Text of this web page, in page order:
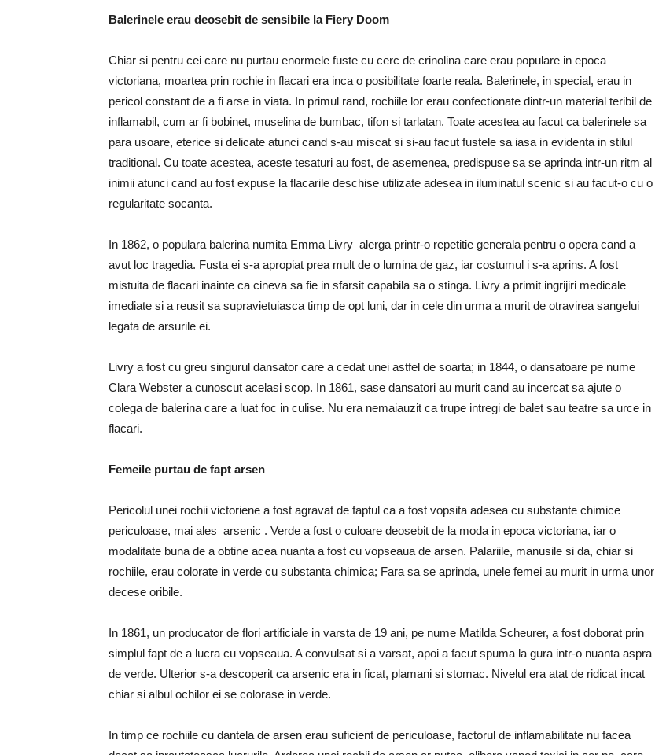
Balerinele erau deosebit de sensibile la Fiery Doom
Chiar si pentru cei care nu purtau enormele fuste cu cerc de crinolina care erau populare in epoca
victoriana, moartea prin rochie in flacari era inca o posibilitate foarte reala. Balerinele, in special, erau in
pericol constant de a fi arse in viata. In primul rand, rochiile lor erau confectionate dintr-un material teribil de
inflamabil, cum ar fi bobinet, muselina de bumbac, tifon si tarlatan. Toate acestea au facut ca balerinele sa
para usoare, eterice si delicate atunci cand s-au miscat si si-au facut fustele sa iasa in evidenta in stilul
traditional. Cu toate acestea, aceste tesaturi au fost, de asemenea, predispuse sa se aprinda intr-un ritm al
inimii atunci cand au fost expuse la flacarile deschise utilizate adesea in iluminatul scenic si au facut-o cu o
regularitate socanta.
In 1862, o populara balerina numita Emma Livry alerga printr-o repetitie generala pentru o opera cand a
avut loc tragedia. Fusta ei s-a apropiat prea mult de o lumina de gaz, iar costumul i s-a aprins. A fost
mistuita de flacari inainte ca cineva sa fie in sfarsit capabila sa o stinga. Livry a primit ingrijiri medicale
imediate si a reusit sa supravietuiasca timp de opt luni, dar in cele din urma a murit de otravirea sangelui
legata de arsurile ei.
Livry a fost cu greu singurul dansator care a cedat unei astfel de soarta; in 1844, o dansatoare pe nume
Clara Webster a cunoscut acelasi scop. In 1861, sase dansatori au murit cand au incercat sa ajute o
colega de balerina care a luat foc in culise. Nu era nemaiauzit ca trupe intregi de balet sau teatre sa urce in
flacari.
Femeile purtau de fapt arsen
Pericolul unei rochii victoriene a fost agravat de faptul ca a fost vopsita adesea cu substante chimice
periculoase, mai ales arsenic . Verde a fost o culoare deosebit de la moda in epoca victoriana, iar o
modalitate buna de a obtine acea nuanta a fost cu vopseaua de arsen. Palariile, manusile si da, chiar si
rochiile, erau colorate in verde cu substanta chimica; Fara sa se aprinda, unele femei au murit in urma unor
decese oribile.
In 1861, un producator de flori artificiale in varsta de 19 ani, pe nume Matilda Scheurer, a fost doborat prin
simplul fapt de a lucra cu vopseaua. A convulsat si a varsat, apoi a facut spuma la gura intr-o nuanta aspra
de verde. Ulterior s-a descoperit ca arsenic era in ficat, plamani si stomac. Nivelul era atat de ridicat incat
chiar si albul ochilor ei se colorase in verde.
In timp ce rochiile cu dantela de arsen erau suficient de periculoase, factorul de inflamabilitate nu facea